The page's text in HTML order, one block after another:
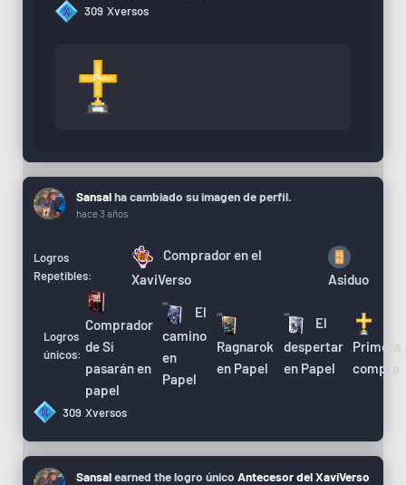
309 Xversos
Sansalha cambiado su imagen de perfil.
hace 3 años
309 Xversos
Logros
Repetibles:
Comprador en el
XaviVerso
Asiduo
Logros
únicos:
Comprador
de Sí
pasarán en
papel
El
camino
en
Papel
Ragnarok
en Papel
El
despertar
en Papel
Primera
compra
Sansalearned the logro únicoAntecesor del XaviVerso